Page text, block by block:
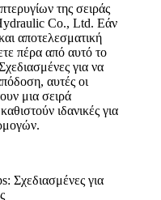
της σειράς
Co., Ltd. Εάν
αποτελεσματική
πέρα ​​από αυτό το
για να
αυτές οι
μια σειρά
ιδανικές για